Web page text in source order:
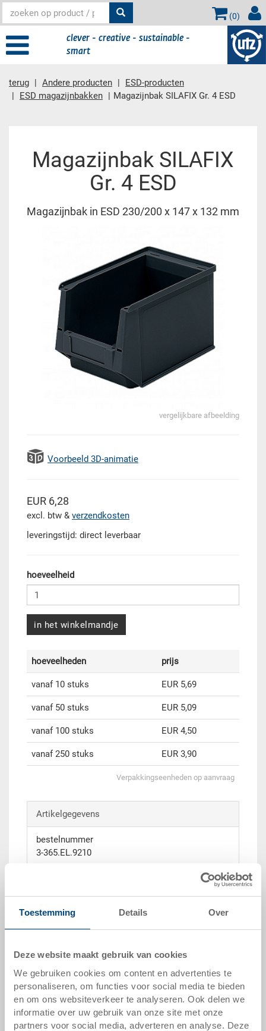
Toestemming Details Over
Deze website maakt gebruik van cookies
We gebruiken cookies om content en advertenties te
personaliseren, om functies voor social media te bieden
en om ons websiteverkeer te analyseren. Ook delen we
informatie over uw gebruik van onze site met onze
partners voor social media, adverteren en analyse. Deze
(0)
clever - creative - sustainable -
smart
terug Andere producten
ESD-producten
ESD magazijnbakken
Magazijnbak SILAFIX Gr. 4 ESD
Magazijnbak SILAFIX
Gr. 4 ESD
Magazijnbak in ESD 230/200 x 147 x 132 mm
vergelijkbare afbeelding
Voorbeeld 3D-animatie
EUR 6,28
excl. btw & verzendkosten
leveringstijd: direct leverbaar
hoeveelheid
in het winkelmandje
hoeveelheden prijs
vanaf 10 stuks EUR 5,69
vanaf 50 stuks EUR 5,09
vanaf 100 stuks EUR 4,50
vanaf 250 stuks EUR 3,90
Verpakkingseenheden op aanvraag
Artikelgegevens
bestelnummer
3-365.EL.9210
grootte:
4
kleur:
elektrisch leitfähig (schwarz) |andere
kleuren op verzoek
verpakkingseenheid:
STÜCK